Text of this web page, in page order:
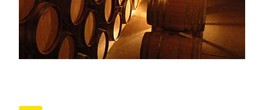
màxim. El personal de l'empresa pot atendre, a part
de en català i castellà, també en alemany, anglès i
francès.